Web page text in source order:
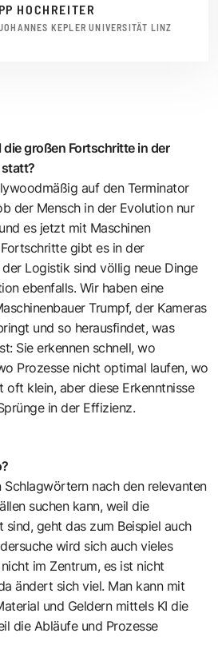
HOCHREITER
KEPLER UNIVERSITÄT LINZ
großen Fortschritte in der
auf den Terminator
der Mensch in der Evolution nur
es jetzt mit Maschinen
gibt es in der
Logistik sind völlig neue Dinge
ebenfalls. Wir haben eine
Trumpf, der Kameras
und so herausfindet, was
Sie erkennen schnell, wo
Prozesse nicht optimal laufen, wo
oft klein, aber diese Erkenntnisse
in der Effizienz.
Schlagwörtern nach den relevanten
suchen kann, weil die
sind, geht das zum Beispiel auch
wird sich auch vieles
im Zentrum, es ist nicht
ändert sich viel. Man kann mit
und Geldern mittels KI die
die Abläufe und Prozesse